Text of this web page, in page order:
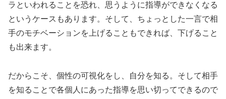
ラといわれることを恐れ、思うように指導ができなくなる
というケースもあります。そして、ちょっとした一言で相
手のモチベーションを上げることもできれば、下げること
も出来ます。
だからこそ、個性の可視化をし、自分を知る。そして相手
を知ることで各個人にあった指導を思い切ってできるので